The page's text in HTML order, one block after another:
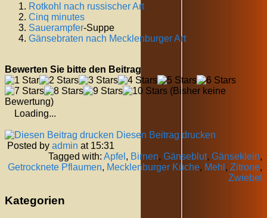
Rotkohl nach russischer Art
Cinq minutes
Sauerampfer-Suppe
Gänsebraten nach Mecklenburger Art
Bewerten Sie bitte den Beitrag
(Bisher keine
Bewertung)
Loading...
Diesen Beitrag drucken
Posted by admin at 15:31
Tagged with: Apfel , Birnen, Gänseblut, Gänseklein,
Getrocknete Pflaumen, Mecklenburger Küche, Mehl , Zitrone,
Zwiebel
Kategorien